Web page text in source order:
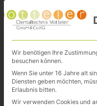
Wir benötigen Ihre
besuchen können.
Wenn Sie unter 16 Jahre alt
Diensten geben möchten,
Erlaubnis bitten.
Wir verwenden Cookies und